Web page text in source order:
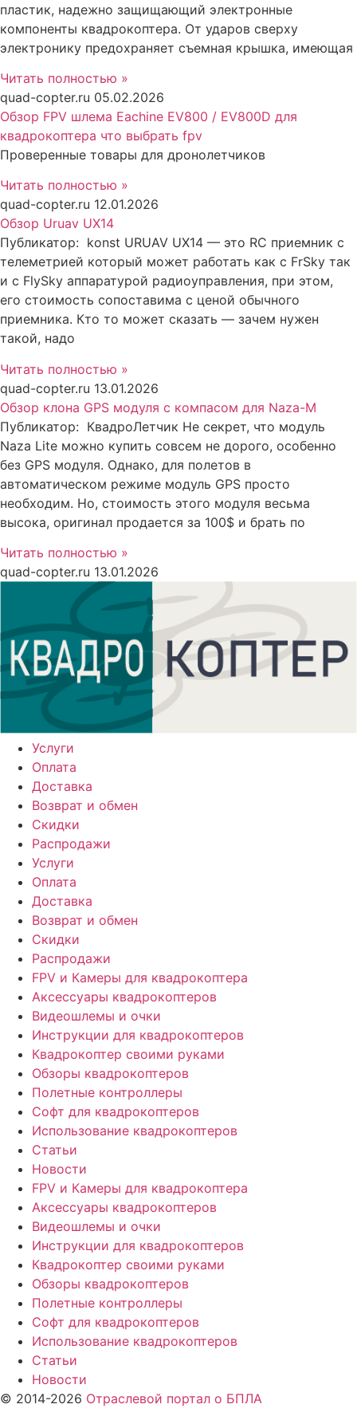
пластик, надежно защищающий электронные
компоненты квадрокоптера. От ударов сверху
электронику предохраняет съемная крышка, имеющая
Читать полностью »
quad-copter.ru 05.02.2026
Обзор FPV шлема Eachine EV800 / EV800D для
квадрокоптера что выбрать fpv
Проверенные товары для дронолетчиков
Читать полностью »
quad-copter.ru 12.01.2026
Обзор Uruav UX14
Публикатор: konst URUAV UX14 — это RC приемник с
телеметрией который может работать как с FrSky так
и с FlySky аппаратурой радиоуправления, при этом,
его стоимость сопоставима с ценой обычного
приемника. Кто то может сказать — зачем нужен
такой, надо
Читать полностью »
quad-copter.ru 13.01.2026
Обзор клона GPS модуля с компасом для Naza-M
Публикатор: КвадроЛетчик Не секрет, что модуль
Naza Lite можно купить совсем не дорого, особенно
без GPS модуля. Однако, для полетов в
автоматическом режиме модуль GPS просто
необходим. Но, стоимость этого модуля весьма
высока, оригинал продается за 100$ и брать по
Читать полностью »
quad-copter.ru 13.01.2026
Услуги
Оплата
Доставка
Возврат и обмен
Скидки
Распродажи
Услуги
Оплата
Доставка
Возврат и обмен
Скидки
Распродажи
FPV и Камеры для квадрокоптера
Аксессуары квадрокоптеров
Видеошлемы и очки
Инструкции для квадрокоптеров
Квадрокоптер своими руками
Обзоры квадрокоптеров
Полетные контроллеры
Софт для квадрокоптеров
Использование квадрокоптеров
Статьи
Новости
FPV и Камеры для квадрокоптера
Аксессуары квадрокоптеров
Видеошлемы и очки
Инструкции для квадрокоптеров
Квадрокоптер своими руками
Обзоры квадрокоптеров
Полетные контроллеры
Софт для квадрокоптеров
Использование квадрокоптеров
Статьи
Новости
© 2014-2026 Отраслевой портал о БПЛА